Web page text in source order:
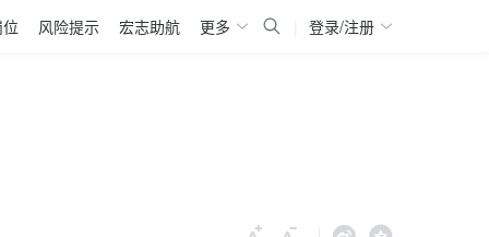
风险提示 宏志助航 更多 登录/注册